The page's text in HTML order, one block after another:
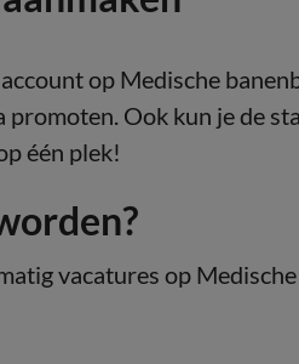
op Medische
promoten. Ook kun je de
één plek!
vacatures op